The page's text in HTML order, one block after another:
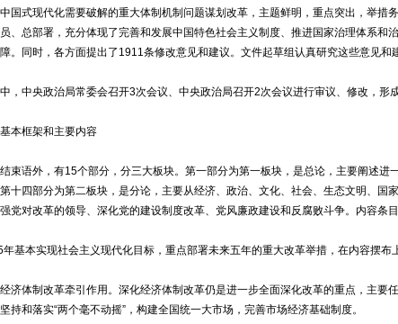
国式现代化需要破解的重大体制机制问题谋划改革，主题鲜明，重点突出，举措
、总部署，充分体现了完善和发展中国特色社会主义制度、推进国家治理体系和
。同时，各方面提出了1911条修改意见和建议。文件起草组认真研究这些意见和
中央政治局常委会召开3次会议、中央政治局召开2次会议进行审议、修改，形成
框架和主要内容
语外，有15个部分，分三大板块。第一部分为第一板块，是总论，主要阐述进
十四部分为第二板块，是分论，主要从经济、政治、文化、社会、生态文明、国
党对改革的领导、深化党的建设制度改革、党风廉政建设和反腐败斗争。内容条
本实现社会主义现代化目标，重点部署未来五年的重大改革举措，在内容摆布
体制改革牵引作用。深化经济体制改革仍是进一步全面深化改革的重点，主要
持和落实“两个毫不动摇”，构建全国统一大市场，完善市场经济基础制度。